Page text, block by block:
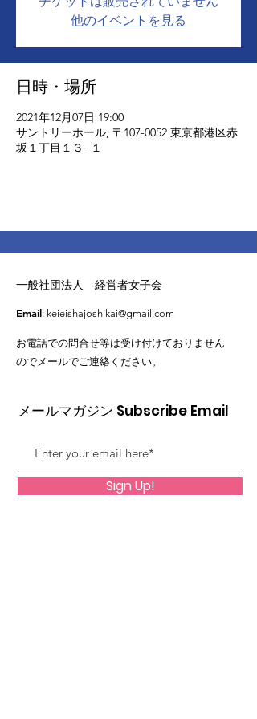
他のイベントを見る
日時・場所
2021年12月07日 19:00
サントリーホール, 〒107-0052 東京都港区赤
坂１丁目１３−１
一般社団法人 経営者女子会
Email: keieishajoshikai@gmail.com
お電話での問合せ等は受け付けておりません
のでメールでご連絡ください。
メールマガジン Subscribe Email
Sign Up!